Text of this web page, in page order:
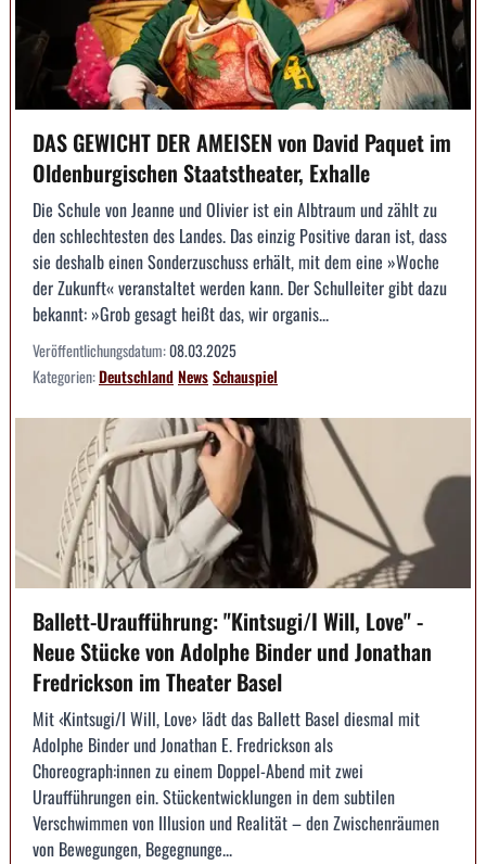
DAS GEWICHT DER AMEISEN von David Paquet im
Oldenburgischen Staatstheater, Exhalle
Die Schule von Jeanne und Olivier ist ein Albtraum und zählt zu
den schlechtesten des Landes. Das einzig Positive daran ist, dass
sie deshalb einen Sonderzuschuss erhält, mit dem eine »Woche
der Zukunft« veranstaltet werden kann. Der Schulleiter gibt dazu
bekannt: »Grob gesagt heißt das, wir organis...
Veröffentlichungsdatum:08.03.2025
Kategorien:DeutschlandNewsSchauspiel
Ballett-Uraufführung: "Kintsugi/I Will, Love" -
Neue Stücke von Adolphe Binder und Jonathan
Fredrickson im Theater Basel
Mit ‹Kintsugi/I Will, Love› lädt das Ballett Basel diesmal mit
Adolphe Binder und Jonathan E. Fredrickson als
Choreograph:innen zu einem Doppel-Abend mit zwei
Uraufführungen ein. Stückentwicklungen in dem subtilen
Verschwimmen von Illusion und Realität – den Zwischenräumen
von Bewegungen, Begegnunge...